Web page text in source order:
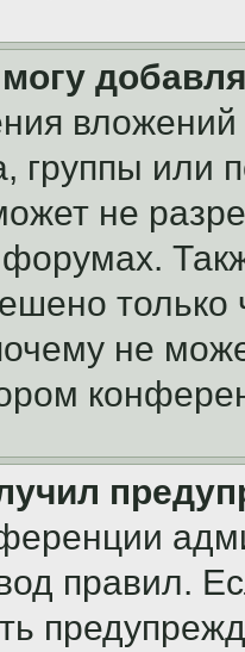
группы или
не
не
правил.